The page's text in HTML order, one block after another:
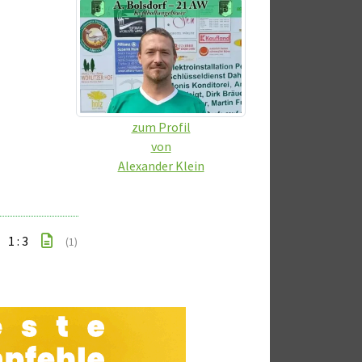
zum Profil
von
Alexander Klein
1 : 3 (1)